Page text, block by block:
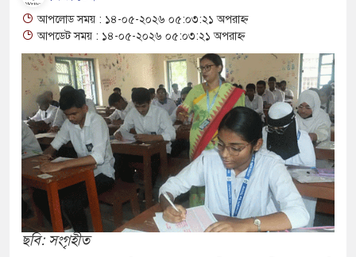
হারিয়ে আটাবোঝাই ট্রাক বসতঘরের ওপর,
অটোরিকশার মুখোমুখি সংঘর্ষে নিহত ১, আহত
সরে সংসার, মাতৃত্বকে প্রাধান্য দিয়েছেন, কী
ফিরেছিলেন কাজল?
অভিযানে নারীসহ ৭ মাদক কারবারি গ্রেফতার,
আপলোড সময় : ১৪-০৫-২০২৬ ০৫:০৩:২১ অপরাহ্ন
আপডেট সময় : ১৪-০৫-২০২৬ ০৫:০৩:২১ অপরাহ্ন
ছবি: সংগৃহীত